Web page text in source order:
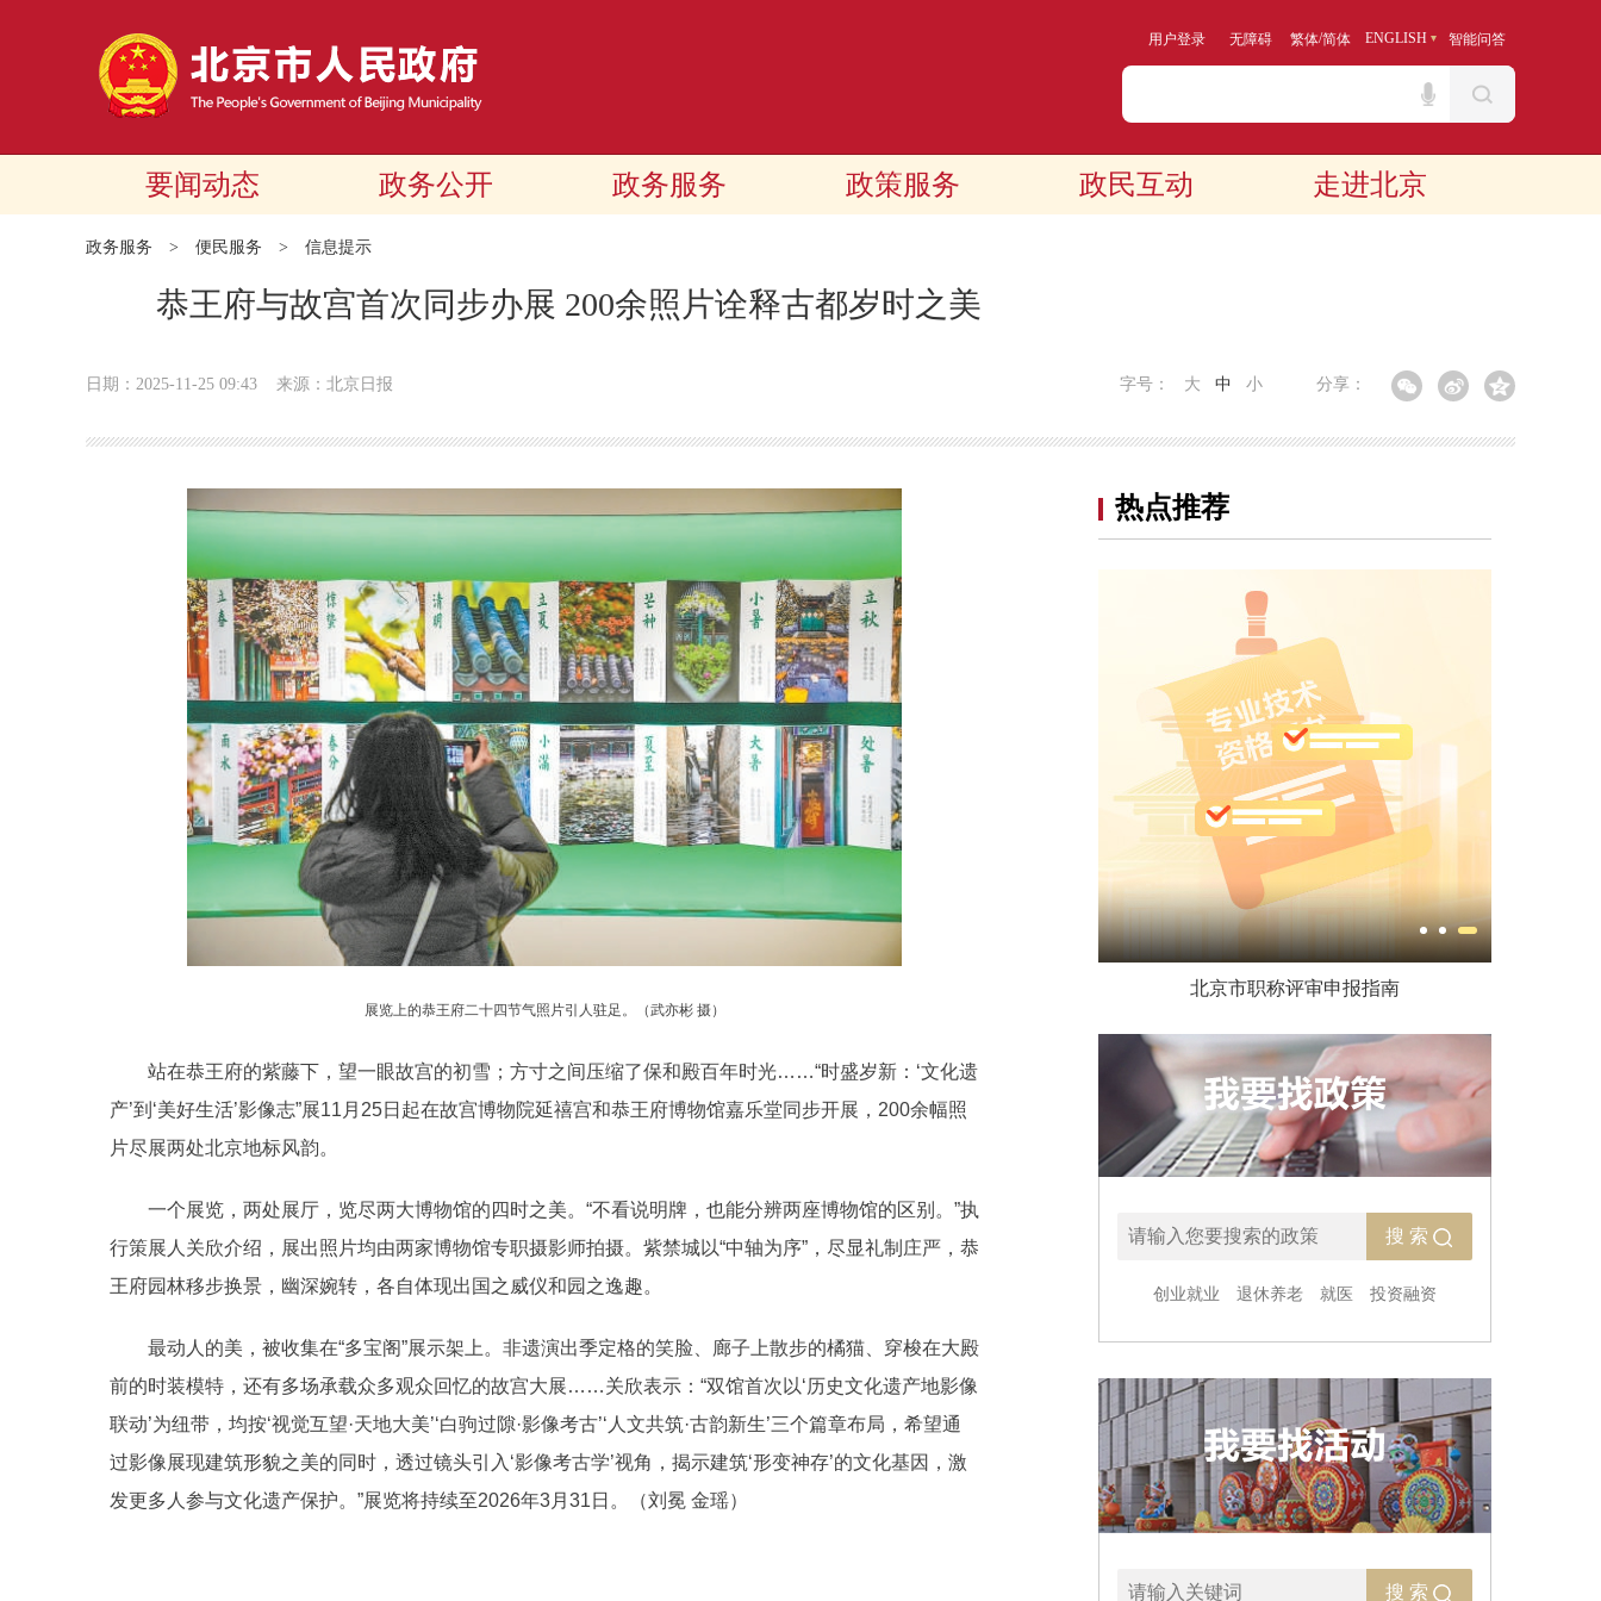
用户登录 无障碍 繁体/简体 ENGLISH 智能问答
要闻动态 政务公开 政务服务 政策服务 政民互动 走进北京
政务服务 > 便民服务 > 信息提示
恭王府与故宫首次同步办展 200余照片诠释古都岁时之美
日期：2025-11-25 09:43 来源：北京日报 分享：
字号： 大 中 小
展览上的恭王府二十四节气照片引人驻足。（武亦彬 摄）
站在恭王府的紫藤下，望一眼故宫的初雪；方寸之间压缩了保和殿百年时光……“时盛岁新：‘文化遗
产’到‘美好生活’影像志”展11月25日起在故宫博物院延禧宫和恭王府博物馆嘉乐堂同步开展，200余幅照
片尽展两处北京地标风韵。
一个展览，两处展厅，览尽两大博物馆的四时之美。“不看说明牌，也能分辨两座博物馆的区别。”执
行策展人关欣介绍，展出照片均由两家博物馆专职摄影师拍摄。紫禁城以“中轴为序”，尽显礼制庄严，恭
王府园林移步换景，幽深婉转，各自体现出国之威仪和园之逸趣。
最动人的美，被收集在“多宝阁”展示架上。非遗演出季定格的笑脸、廊子上散步的橘猫、穿梭在大殿
前的时装模特，还有多场承载众多观众回忆的故宫大展……关欣表示：“双馆首次以‘历史文化遗产地影像
联动’为纽带，均按‘视觉互望·天地大美’‘白驹过隙·影像考古’‘人文共筑·古韵新生’三个篇章布局，希望通
过影像展现建筑形貌之美的同时，透过镜头引入‘影像考古学’视角，揭示建筑‘形变神存’的文化基因，激
发更多人参与文化遗产保护。”展览将持续至2026年3月31日。（刘冕 金瑶）
热点推荐